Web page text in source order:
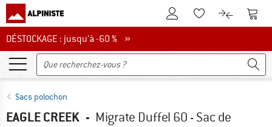
Vers le compte client
Vers la liste
Vers le
DÉSTOCKAGE : jusqu'à -60 %
DÉSTOCKAGE : jusqu'à -60 % »
Sacs polochon
EAGLE CREEK - Migrate Duffel 60 - Sac de